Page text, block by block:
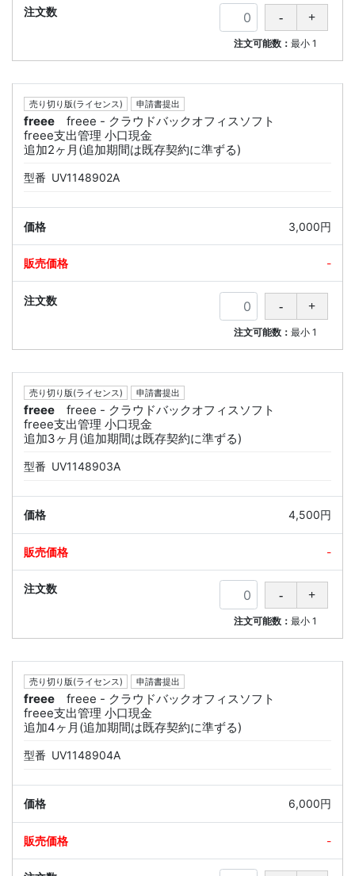
注文可能数：最小 1
売り切り版(ライセンス) 申請書提出
freee
freee - クラウドバックオフィスソフト
freee支出管理 小口現金
追加2ヶ月(追加期間は既存契約に準ずる)
型番 UV1148902A
3,000円
-
注文可能数：最小 1
売り切り版(ライセンス) 申請書提出
freee
freee - クラウドバックオフィスソフト
freee支出管理 小口現金
追加3ヶ月(追加期間は既存契約に準ずる)
型番 UV1148903A
4,500円
-
注文可能数：最小 1
売り切り版(ライセンス) 申請書提出
freee
freee - クラウドバックオフィスソフト
freee支出管理 小口現金
追加4ヶ月(追加期間は既存契約に準ずる)
型番 UV1148904A
6,000円
-